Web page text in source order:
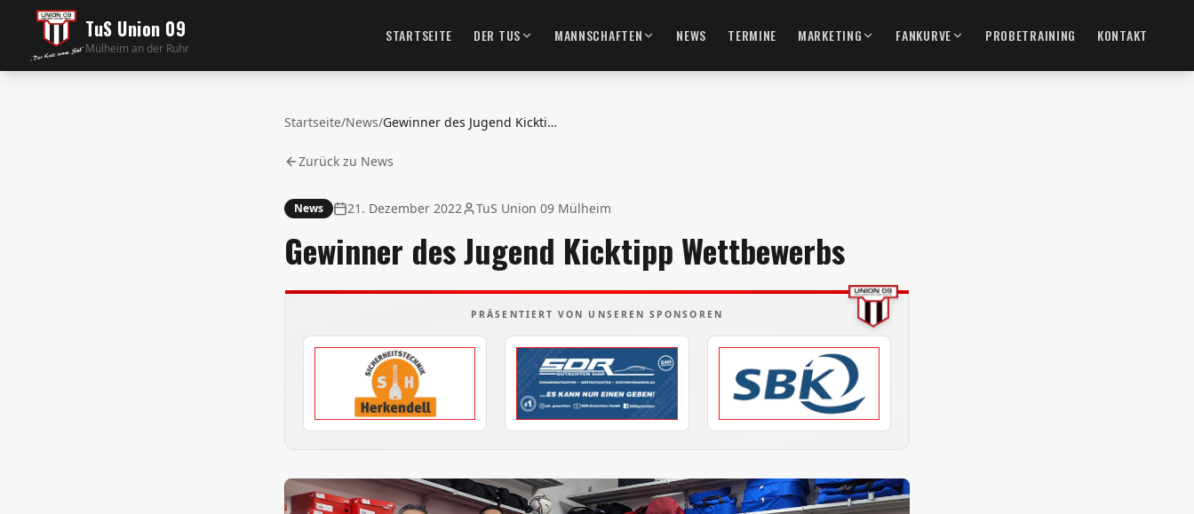
TuS Union 09
Mülheim an der Ruhr
STARTSEITE DER TUS MANNSCHAFTEN NEWS TERMINE MARKETING FANKURVE PROBETRAINING KONTAKT
Startseite/News/ Gewinner des Jugend Kicktipp Wettbewerbs
Zurück zu News
News 21. Dezember 2022 TuS Union 09 Mülheim
Gewinner des Jugend Kicktipp Wettbewerbs
PRÄSENTIERT VON UNSEREN SPONSOREN